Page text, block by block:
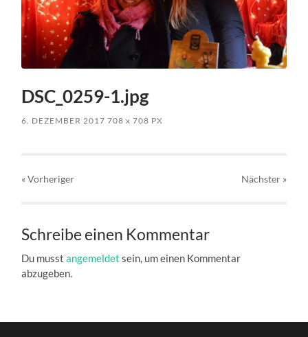
DSC_0259-1.jpg
6. DEZEMBER 2017 708x 708 PX
« Vorheriger Nächster »
Schreibe einen Kommentar
Du musstangemeldet sein, um einen Kommentar
abzugeben.